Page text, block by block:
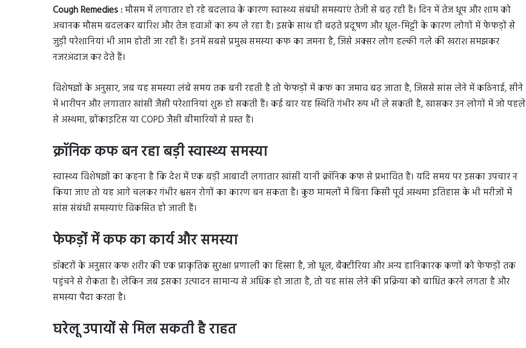
Cough Remedies :मौसम में लगातार हो रहे बदलाव के कारण स्वास्थ्य संबंधी समस्याएं तेजी से बढ़ रही हैं। दिन में तेज धूप और शाम को
अचानक मौसम बदलकर बारिश और तेज हवाओं का रूप ले रहा है। इसके साथ ही बढ़ते प्रदूषण और धूल-मिट्टी के कारण लोगों में फेफड़ों से
जुड़ी परेशानियां भी आम होती जा रही हैं। इनमें सबसे प्रमुख समस्या कफ का जमना है, जिसे अक्सर लोग हल्की गले की खराश समझकर
नजरअंदाज कर देते हैं।
विशेषज्ञों के अनुसार, जब यह समस्या लंबे समय तक बनी रहती है तो फेफड़ों में कफ का जमाव बढ़ जाता है, जिससे सांस लेने में कठिनाई, सीने
में भारीपन और लगातार खांसी जैसी परेशानियां शुरू हो सकती हैं। कई बार यह स्थिति गंभीर रूप भी ले सकती है, खासकर उन लोगों में जो पहले
से अस्थमा, ब्रोंकाइटिस या COPD जैसी बीमारियों से ग्रस्त हैं।
क्रॉनिक कफ बन रहा बड़ी स्वास्थ्य समस्या
स्वास्थ्य विशेषज्ञों का कहना है कि देश में एक बड़ी आबादी लगातार खांसी यानी क्रॉनिक कफ से प्रभावित है। यदि समय पर इसका उपचार न
किया जाए तो यह आगे चलकर गंभीर श्वसन रोगों का कारण बन सकता है। कुछ मामलों में बिना किसी पूर्व अस्थमा इतिहास के भी मरीजों में
सांस संबंधी समस्याएं विकसित हो जाती हैं।
फेफड़ों में कफ का कार्य और समस्या
डॉक्टरों के अनुसार कफ शरीर की एक प्राकृतिक सुरक्षा प्रणाली का हिस्सा है, जो धूल, बैक्टीरिया और अन्य हानिकारक कणों को फेफड़ों तक
पहुंचने से रोकता है। लेकिन जब इसका उत्पादन सामान्य से अधिक हो जाता है, तो यह सांस लेने की प्रक्रिया को बाधित करने लगता है और
समस्या पैदा करता है।
घरेलू उपायों से मिल सकती है राहत